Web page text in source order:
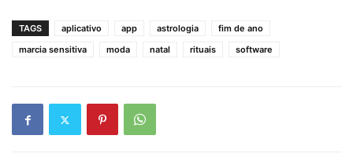
TAGS aplicativo app astrologia
fim de ano
marcia sensitiva
moda natal rituais software